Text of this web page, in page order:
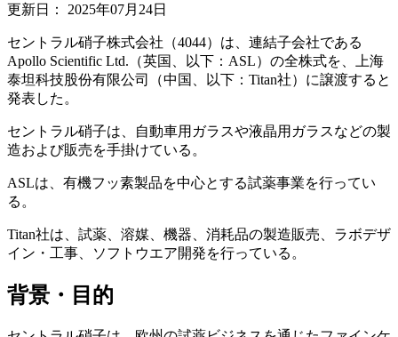
更新日： 2025年07月24日
セントラル硝子株式会社（4044）は、連結子会社である
Apollo Scientific Ltd.（英国、以下：ASL）の全株式を、上海
泰坦科技股份有限公司（中国、以下：Titan社）に譲渡すると
発表した。
セントラル硝子は、自動車用ガラスや液晶用ガラスなどの製
造および販売を手掛けている。
ASLは、有機フッ素製品を中心とする試薬事業を行ってい
る。
Titan社は、試薬、溶媒、機器、消耗品の製造販売、ラボデザ
イン・工事、ソフトウエア開発を行っている。
背景・目的